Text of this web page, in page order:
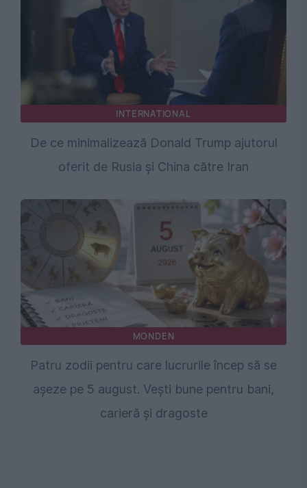
INTERNATIONAL
De ce minimalizează Donald Trump ajutorul
oferit de Rusia și China către Iran
MONDEN
Patru zodii pentru care lucrurile încep să se
așeze pe 5 august. Vești bune pentru bani,
carieră și dragoste